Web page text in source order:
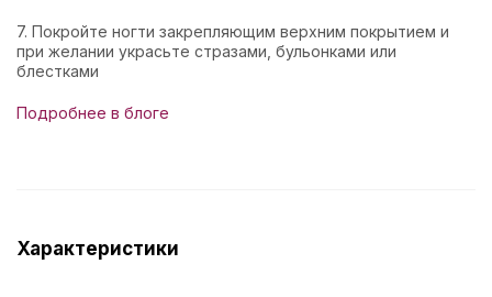
7. Покройте ногти закрепляющим верхним покрытием и
при желании украсьте стразами, бульонками или
блестками
Подробнее в блоге
Характеристики